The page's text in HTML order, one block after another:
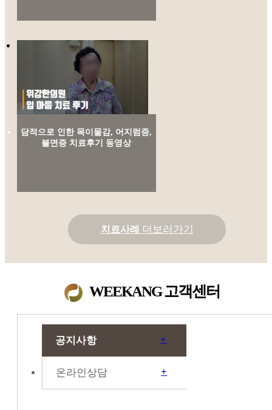
담적으로 인한 목이물감, 어지럼증,
불면증 치료후기 동영상
치료사례 더보러가기
WEEKANG고객센터
공지사항 +
온라인상담 +